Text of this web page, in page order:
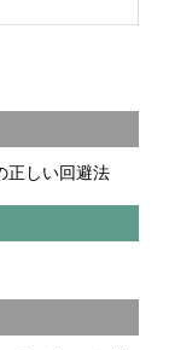
正しい回避法